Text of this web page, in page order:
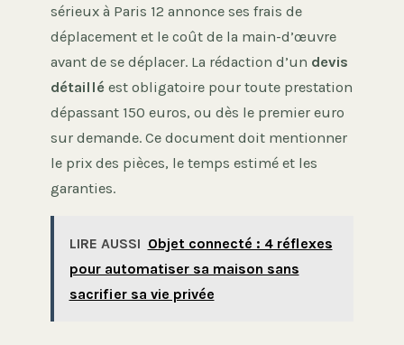
sérieux à Paris 12 annonce ses frais de
déplacement et le coût de la main-d’œuvre
avant de se déplacer. La rédaction d’un devis
détaillé est obligatoire pour toute prestation
dépassant 150 euros, ou dès le premier euro
sur demande. Ce document doit mentionner
le prix des pièces, le temps estimé et les
garanties.
LIRE AUSSI Objet connecté : 4 réflexes
pour automatiser sa maison sans
sacrifier sa vie privée